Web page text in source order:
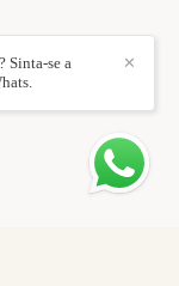
✕
Sinta-se a